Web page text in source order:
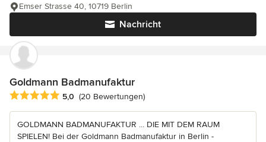
Nachricht
Emser Strasse 40, 10719 Berlin
Goldmann Badmanufaktur
Durchschnittliche Bewertung: 5 von 5 Sternen
5,0 (20 Bewertungen)
GOLDMANN BADMANUFAKTUR ... DIE MIT DEM RAUM
SPIELEN! Bei der Goldmann Badmanufaktur in Berlin -